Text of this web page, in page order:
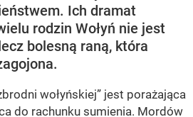
Ich dramat
rodzin Wołyń nie jest
bolesną raną, która
wołyńskiej” jest porażająca
do rachunku sumienia. Mordów